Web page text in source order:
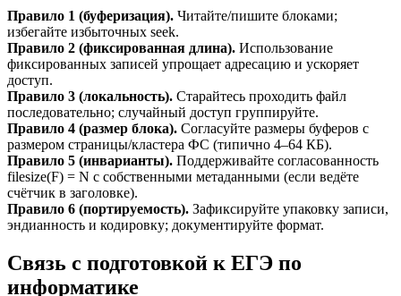
Правило 1 (буферизация). Читайте/пишите блоками;
избегайте избыточных seek.
Правило 2 (фиксированная длина). Использование
фиксированных записей упрощает адресацию и ускоряет
доступ.
Правило 3 (локальность). Старайтесь проходить файл
последовательно; случайный доступ группируйте.
Правило 4 (размер блока). Согласуйте размеры буферов с
размером страницы/кластера ФС (типично 4–64 КБ).
Правило 5 (инварианты). Поддерживайте согласованность
filesize(F) = N с собственными метаданными (если ведёте
счётчик в заголовке).
Правило 6 (портируемость). Зафиксируйте упаковку записи,
эндианность и кодировку; документируйте формат.
Связь с подготовкой к ЕГЭ по
информатике